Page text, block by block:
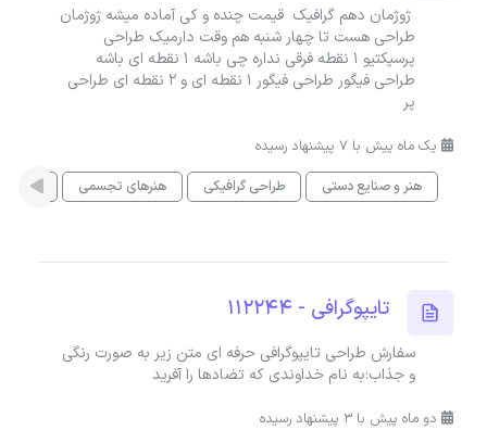
ژوژمان دهم گرافیک قیمت چنده و کی آماده میشه ژوژمان
طراحی هست تا چهار شنبه هم وقت دارمیک طراحی
پرسپکتیو ۱ نقطه فرقی نداره چی باشه ۱ نقطه ای باشه
طراحی فیگور طراحی فیگور ۱ نقطه ای و ۲ نقطه ای طراحی
پر
یک ماه پیش با 7 پیشنهاد رسیده
هنر و صنایع دستی
طراحی گرافیکی هنرهای تجسمی
تایپوگرافی - 112244
سفارش طراحی تایپوگرافی حرفه ای متن زیر به صورت رنگی
و جذاب:به نام خداوندی که تضادها را آفرید
دو ماه پیش با 3 پیشنهاد رسیده